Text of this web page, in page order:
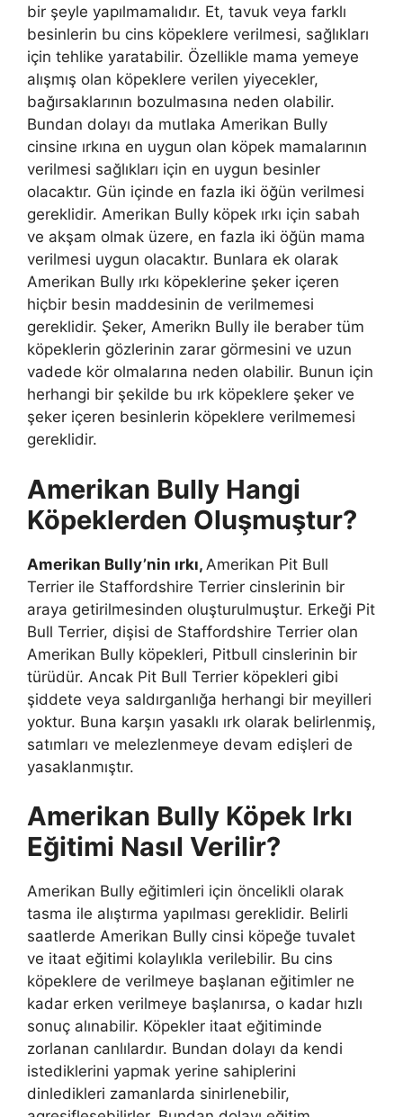
bir şeyle yapılmamalıdır. Et, tavuk veya farklı
besinlerin bu cins köpeklere verilmesi, sağlıkları
için tehlike yaratabilir. Özellikle mama yemeye
alışmış olan köpeklere verilen yiyecekler,
bağırsaklarının bozulmasına neden olabilir.
Bundan dolayı da mutlaka Amerikan Bully
cinsine ırkına en uygun olan köpek mamalarının
verilmesi sağlıkları için en uygun besinler
olacaktır. Gün içinde en fazla iki öğün verilmesi
gereklidir. Amerikan Bully köpek ırkı için sabah
ve akşam olmak üzere, en fazla iki öğün mama
verilmesi uygun olacaktır. Bunlara ek olarak
Amerikan Bully ırkı köpeklerine şeker içeren
hiçbir besin maddesinin de verilmemesi
gereklidir. Şeker, Amerikn Bully ile beraber tüm
köpeklerin gözlerinin zarar görmesini ve uzun
vadede kör olmalarına neden olabilir. Bunun için
herhangi bir şekilde bu ırk köpeklere şeker ve
şeker içeren besinlerin köpeklere verilmemesi
gereklidir.
Amerikan Bully Hangi
Köpeklerden Oluşmuştur?
Amerikan Bully’nin ırkı, Amerikan Pit Bull
Terrier ile Staffordshire Terrier cinslerinin bir
araya getirilmesinden oluşturulmuştur. Erkeği Pit
Bull Terrier, dişisi de Staffordshire Terrier olan
Amerikan Bully köpekleri, Pitbull cinslerinin bir
türüdür. Ancak Pit Bull Terrier köpekleri gibi
şiddete veya saldırganlığa herhangi bir meyilleri
yoktur. Buna karşın yasaklı ırk olarak belirlenmiş,
satımları ve melezlenmeye devam edişleri de
yasaklanmıştır.
Amerikan Bully Köpek Irkı
Eğitimi Nasıl Verilir?
Amerikan Bully eğitimleri için öncelikli olarak
tasma ile alıştırma yapılması gereklidir. Belirli
saatlerde Amerikan Bully cinsi köpeğe tuvalet
ve itaat eğitimi kolaylıkla verilebilir. Bu cins
köpeklere de verilmeye başlanan eğitimler ne
kadar erken verilmeye başlanırsa, o kadar hızlı
sonuç alınabilir. Köpekler itaat eğitiminde
zorlanan canlılardır. Bundan dolayı da kendi
istediklerini yapmak yerine sahiplerini
dinledikleri zamanlarda sinirlenebilir,